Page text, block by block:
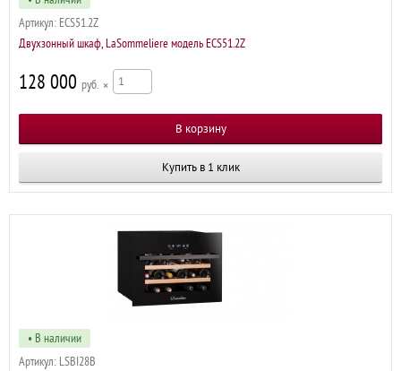
Артикул: ECS51.2Z
Двухзонный шкаф, LaSommeliere модель ECS51.2Z
128 000 р ×
Купить в 1 клик
• В наличии
Артикул: LSBI28B